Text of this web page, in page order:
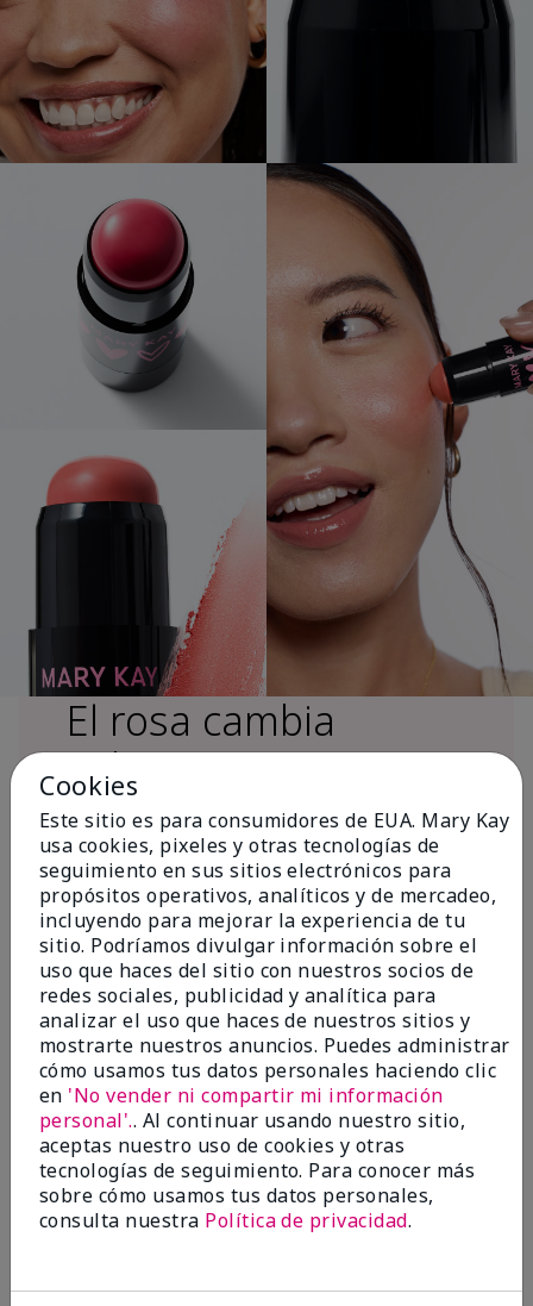
El rosa cambia
vidas®
Más de $18 millones donados a nivel
global desde 2008 para impulsar la
investigación contra el cáncer, erradicar
la violencia doméstica, promover el
empoderamiento económico y
transformar comunidades.
Cookies
Este sitio es para consumidores de EUA. Mary Kay
usa cookies, pixeles y otras tecnologías de
seguimiento en sus sitios electrónicos para
propósitos operativos, analíticos y de mercadeo,
incluyendo para mejorar la experiencia de tu
sitio. Podríamos divulgar información sobre el
uso que haces del sitio con nuestros socios de
redes sociales, publicidad y analítica para
analizar el uso que haces de nuestros sitios y
mostrarte nuestros anuncios. Puedes administrar
cómo usamos tus datos personales haciendo clic
en 'No vender ni compartir mi información
personal'.. Al continuar usando nuestro sitio,
aceptas nuestro uso de cookies y otras
tecnologías de seguimiento. Para conocer más
sobre cómo usamos tus datos personales,
consulta nuestra Política de privacidad.